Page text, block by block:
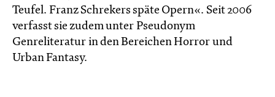
Teufel. Franz Schrekers späte Opern«. Seit 2006
verfasst sie zudem unter Pseudonym
Genreliteratur in den Bereichen Horror und
Urban Fantasy.